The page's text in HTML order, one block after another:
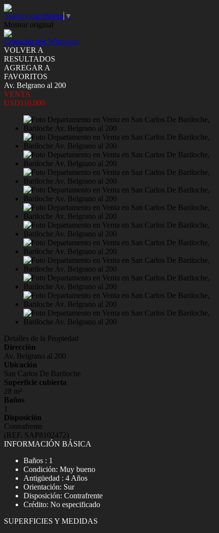
Seleccionar idioma ▼
Mostrar original
Consultar por Whatsapp
VOLVER A
RESULTADOS
AGREGAR A
FAVORITOS
Av. Belgrano al 200
VENTA
USD110.000
Detalles de la Propiedad
Dirección
Av. Belgrano al 200
Ubicación
San Carlos De Bariloche
Superficie cubierta
28 m²
Baños
1
Disposición
Contrafrente
(REF. SAP8102472)
INFORMACIÓN BÁSICA
Baños : 1
Condición: Muy bueno
Antigüedad : 4 Años
Orientación: Sur
Disposición: Contrafrente
Crédito: No especificado
SUPERFICIES Y MEDIDAS